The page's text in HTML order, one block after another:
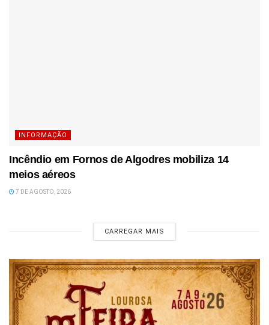
INFORMAÇÃO
Incêndio em Fornos de Algodres mobiliza 14
meios aéreos
7 DE AGOSTO, 2026
CARREGAR MAIS